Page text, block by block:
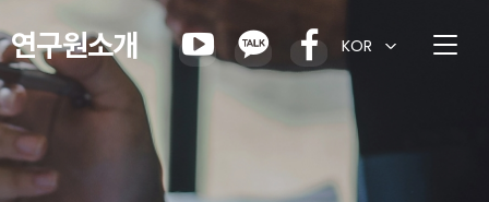
연구원소개 KOR